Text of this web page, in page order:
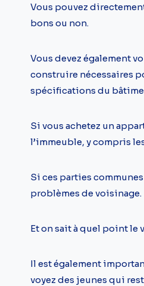
Vous pouvez
bons ou non.
Vous devez également
construire nécessaires
spécifications du
Si vous achetez un
l’immeuble, y compris
Si ces parties
problèmes de voisinage.
Et on sait à quel point le
Il est également
voyez des jeunes qui